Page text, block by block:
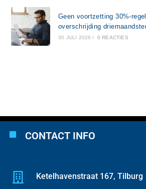
Geen voortzetting 30%-
overschrijding
30 JULI 2026 / 0 REACTIES
CONTACT INFO
Ketelhavenstraat 167, Tilburg